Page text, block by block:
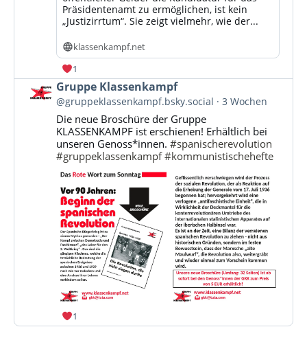
Präsidentenamt zu ermöglichen, ist kein
„Justizirrtum“. Sie zeigt vielmehr, wie der...
klassenkampf.net
1
Beitrag
von
Gruppe
Klassenkampf
Bluesky
ansehen
Gruppe Klassenkampf
@gruppeklassenkampf.bsky.social 3 Wochen
Die neue Broschüre der Gruppe
KLASSENKAMPF ist erschienen! Erhältlich bei
unseren Genoss*innen.#spanischerevolution
#gruppeklassenkampf #kommunistischehefte
1